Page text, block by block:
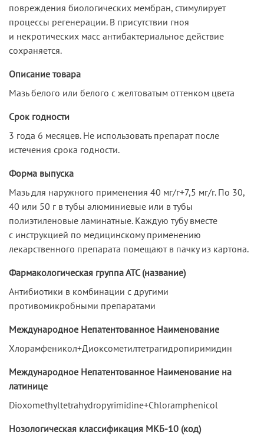
повреждения биологических мембран, стимулирует
процессы регенерации. В присутствии гноя
и некротических масс антибактериальное действие
сохраняется.
Описание товара
Мазь белого или белого с желтоватым оттенком цвета
Срок годности
3 года 6 месяцев. Не использовать препарат после
истечения срока годности.
Форма выпуска
Мазь для наружного применения 40 мг/г+7,5 мг/г. По 30,
40 или 50 г в тубы алюминиевые или в тубы
полиэтиленовые ламинатные. Каждую тубу вместе
с инструкцией по медицинскому применению
лекарственного препарата помещают в пачку из картона.
Фармакологическая группа АТС (название)
Антибиотики в комбинации с другими
противомикробными препаратами
Международное Непатентованное Наименование
Хлорамфеникол+Диоксометилтетрагидропиримидин
Международное Непатентованное Наименование на
латинице
Dioxomethyltetrahydropyrimidine+Chloramphenicol
Нозологическая классификация МКБ-10 (код)